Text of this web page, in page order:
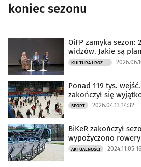
koniec sezonu
OiFP zamyka sezon:
widzów. Jakie są
KULTURA I ROZRYWKA
Ponad 119 tys.
zakończył się
SPORT 2026.04.13 14:32
BiKeR zakończył
wypożyczono
AKTUALNOŚCI 2024.11.05